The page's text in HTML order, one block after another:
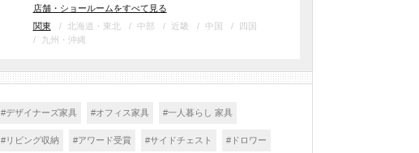
店舗・ショールームをすべて見る
関東
北海道・東北 中部 近畿 中国
四国
九州・沖縄
#デザイナーズ家具 #オフィス家具 #一人暮らし 家具
#リビング収納 #アワード受賞 #サイドチェスト #ドロワー